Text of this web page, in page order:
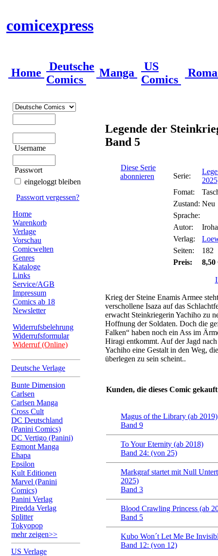
comicexpress
Home
Deutsche
Comics
Manga
US
Comics
Username
Passwort
eingeloggt bleiben
Passwort vergessen?
Home
Warenkorb
Verlage
Vorschau
Comicwelten
Genres
Kataloge
Links
Service/AGB
Impressum
Comics ab 18
Newsletter
Widerrufsbelehrung
Widerrufsformular
Widerruf (Online)
Deutsche Verlage
Bunte Dimension
Carlsen
Carlsen Manga
Cross Cult
DC Deutschland
(Panini Comics)
DC Vertigo (Panini)
Egmont Manga
Ehapa
Epsilon
Kult Editionen
Marvel (Panini
Comics)
Panini Verlag
Piredda Verlag
Splitter
Tokyopop
mehr zeigen>>
US Verlage
Legende der
Band 5
Diese Serie
abonnieren
Serie:
Fomat:
Zustand: Neu
Sprache:
Autor:
Verlag:
Seiten:
182
Preis:
8,50
Krieg der Steine Enamis Armee
verschollene Isaza auf das
erwacht Steinkriegerin Yachiho zu
Hoffnung der Soldaten. Doch die
Falken“ haben noch ein Ass im
Hiragi entkommt. Auf der Jagd
Yachiho eine Gestalt in den Weg,
überlegen zu sein scheint..
Kunden, die dieses Comic
Magus of the Library (ab 2019)
Band 9
To Your Eternity (ab 2018)
Band 24: (von 25)
Markgraf startet mit Null
2025)
Band 3
Blood Crawling Princess (ab
Band 5
Kubo Won´t Let Me Be
Band 12: (von 12)